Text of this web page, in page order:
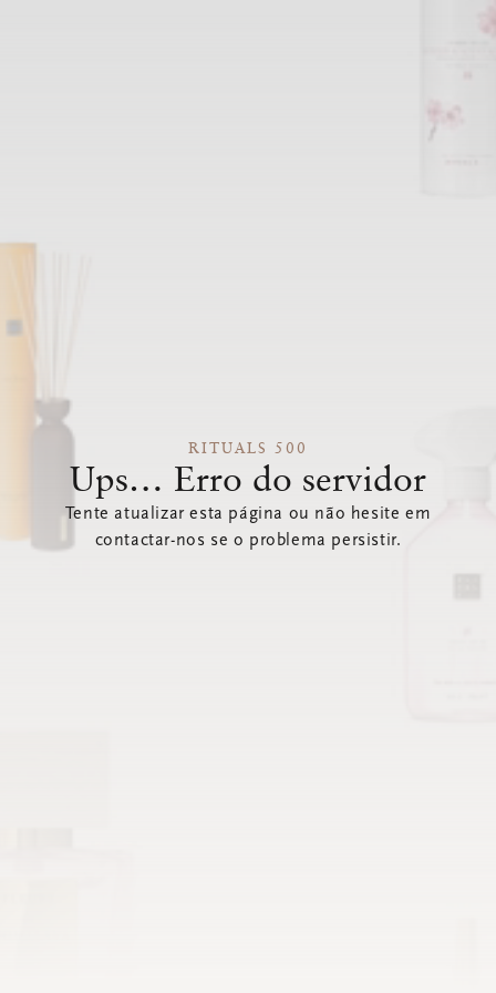
RITUALS 500
Ups… Erro do servidor
Tente atualizar esta página ou não hesite em
contactar-nos se o problema persistir.